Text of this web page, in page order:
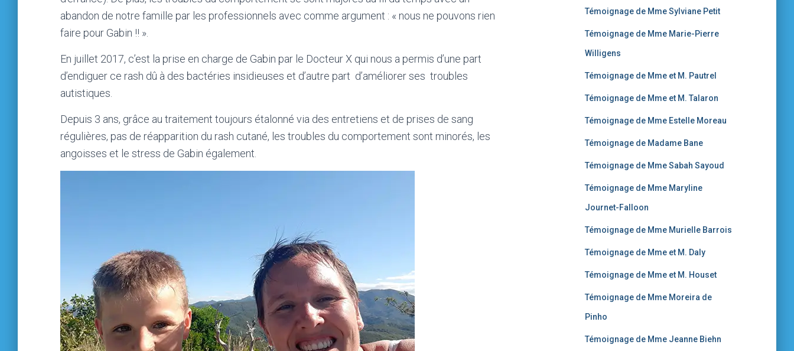
abandon de notre famille par les professionnels avec comme argument : « nous ne pouvons rien
faire pour Gabin !! ».
En juillet 2017, c’est la prise en charge de Gabin par le Docteur X qui nous a permis d’une part
d’endiguer ce rash dû à des bactéries insidieuses et d’autre part d’améliorer ses troubles
autistiques.
Depuis 3 ans, grâce au traitement toujours étalonné via des entretiens et de prises de sang
régulières, pas de réapparition du rash cutané, les troubles du comportement sont minorés, les
angoisses et le stress de Gabin également.
Témoignage de Mme Sylviane Petit
Témoignage de Mme Marie-Pierre
Willigens
Témoignage de Mme et M. Pautrel
Témoignage de Mme et M. Talaron
Témoignage de Mme Estelle Moreau
Témoignage de Madame Bane
Témoignage de Mme Sabah Sayoud
Témoignage de Mme Maryline
Journet-Falloon
Témoignage de Mme Murielle Barrois
Témoignage de Mme et M. Daly
Témoignage de Mme et M. Houset
Témoignage de Mme Moreira de
Pinho
Témoignage de Mme Jeanne Biehn